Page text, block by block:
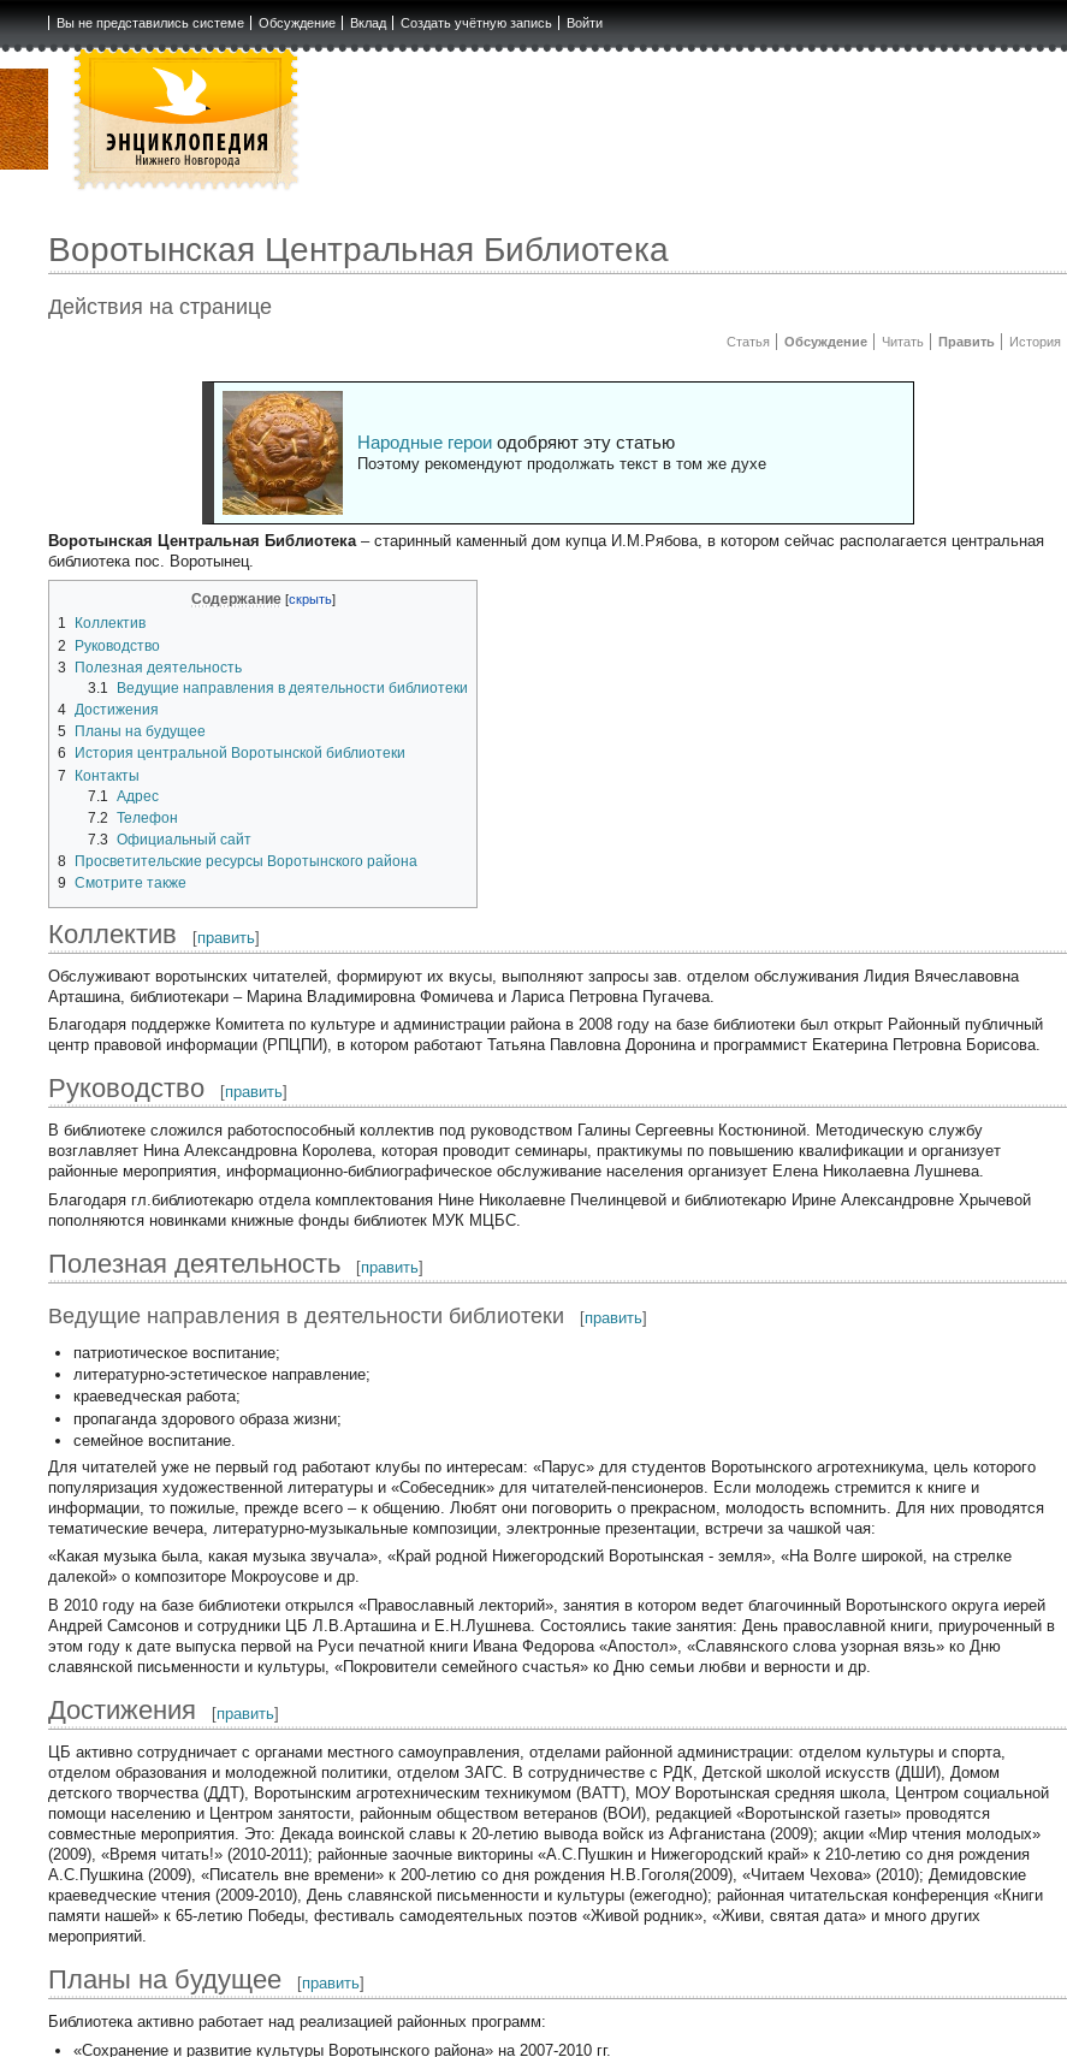
Вы не представились системе Обсуждение Вклад Создать учётную запись Войти
Воротынская Центральная Библиотека
Действия на странице
Статья Обсуждение Читать Править История
Народные героиодобряют эту статью
Поэтому рекомендуют продолжать текст в том же духе
Воротынская Центральная Библиотека– старинный каменный дом купца И.М.Рябова, в котором сейчас располагается центральная
библиотека пос. Воротынец.
Содержание
1
Коллектив
2
Руководство
3
Полезная деятельность
3.1
Ведущие направления в деятельности библиотеки
4 Достижения
5
Планы на будущее
6
История центральной Воротынской библиотеки
7
Контакты
7.1
Адрес
7.2 Телефон
7.3 Официальный сайт
8
Просветительские ресурсы Воротынского района
9 Смотрите также
Коллектив [править]
Обслуживают воротынских читателей, формируют их вкусы, выполняют запросы зав. отделом обслуживания Лидия Вячеславовна
Арташина, библиотекари – Марина Владимировна Фомичева и Лариса Петровна Пугачева.
Благодаря поддержке Комитета по культуре и администрации района в 2008 году на базе библиотеки был открыт Районный публичный
центр правовой информации (РПЦПИ), в котором работают Татьяна Павловна Доронина и программист Екатерина Петровна Борисова.
Руководство [править]
В библиотеке сложился работоспособный коллектив под руководством Галины Сергеевны Костюниной. Методическую службу
возглавляет Нина Александровна Королева, которая проводит семинары, практикумы по повышению квалификации и организует
районные мероприятия, информационно-библиографическое обслуживание населения организует Елена Николаевна Лушнева.
Благодаря гл.библиотекарю отдела комплектования Нине Николаевне Пчелинцевой и библиотекарю Ирине Александровне Хрычевой
пополняются новинками книжные фонды библиотек МУК МЦБС.
Полезная деятельность [править]
Ведущие направления в деятельности библиотеки [править]
патриотическое воспитание;
литературно-эстетическое направление;
краеведческая работа;
пропаганда здорового образа жизни;
семейное воспитание.
Для читателей уже не первый год работают клубы по интересам: «Парус» для студентов Воротынского агротехникума, цель которого
популяризация художественной литературы и «Собеседник» для читателей-пенсионеров. Если молодежь стремится к книге и
информации, то пожилые, прежде всего – к общению. Любят они поговорить о прекрасном, молодость вспомнить. Для них проводятся
тематические вечера, литературно-музыкальные композиции, электронные презентации, встречи за чашкой чая:
«Какая музыка была, какая музыка звучала», «Край родной Нижегородский Воротынская - земля», «На Волге широкой, на стрелке
далекой» о композиторе Мокроусове и др.
В 2010 году на базе библиотеки открылся «Православный лекторий», занятия в котором ведет благочинный Воротынского округа иерей
Андрей Самсонов и сотрудники ЦБ Л.В.Арташина и Е.Н.Лушнева. Состоялись такие занятия: День православной книги, приуроченный в
этом году к дате выпуска первой на Руси печатной книги Ивана Федорова «Апостол», «Славянского слова узорная вязь» ко Дню
славянской письменности и культуры, «Покровители семейного счастья» ко Дню семьи любви и верности и др.
Достижения [править]
ЦБ активно сотрудничает с органами местного самоуправления, отделами районной администрации: отделом культуры и спорта,
отделом образования и молодежной политики, отделом ЗАГС. В сотрудничестве с РДК, Детской школой искусств (ДШИ), Домом
детского творчества (ДДТ), Воротынским агротехническим техникумом (ВАТТ), МОУ Воротынская средняя школа, Центром социальной
помощи населению и Центром занятости, районным обществом ветеранов (ВОИ), редакцией «Воротынской газеты» проводятся
совместные мероприятия. Это: Декада воинской славы к 20-летию вывода войск из Афганистана (2009); акции «Мир чтения молодых»
(2009), «Время читать!» (2010-2011); районные заочные викторины «А.С.Пушкин и Нижегородский край» к 210-летию со дня рождения
А.С.Пушкина (2009), «Писатель вне времени» к 200-летию со дня рождения Н.В.Гоголя(2009), «Читаем Чехова» (2010); Демидовские
краеведческие чтения (2009-2010), День славянской письменности и культуры (ежегодно); районная читательская конференция «Книги
памяти нашей» к 65-летию Победы, фестиваль самодеятельных поэтов «Живой родник», «Живи, святая дата» и много других
мероприятий.
Планы на будущее [править]
Библиотека активно работает над реализацией районных программ:
«Сохранение и развитие культуры Воротынского района» на 2007-2010 гг.